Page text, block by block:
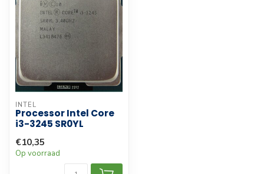
INTEL
Processor Intel Core
i3-3245 SR0YL
€10,35
Op voorraad